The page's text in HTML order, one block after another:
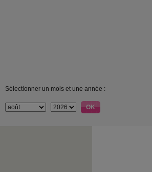
Sélectionner un mois et une année :